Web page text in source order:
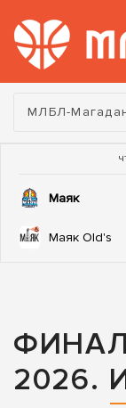
Турнир:
МЛБЛ-
Маяк
Маяк Old's
2026.